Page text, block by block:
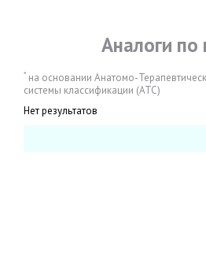
Аналоги по
* на основании Анатомо-
системы классификации (АТС)
Нет результатов